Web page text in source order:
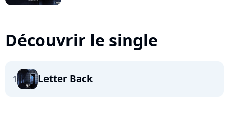
Découvrir le single
1 Letter Back